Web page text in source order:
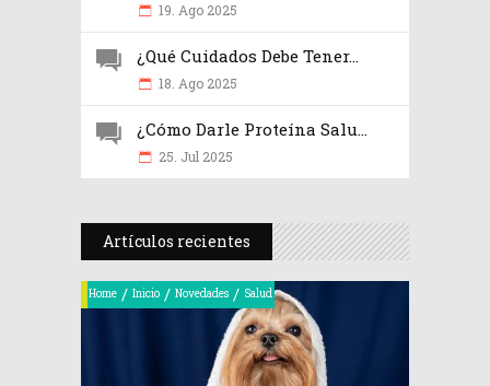
19. Ago 2025
¿Qué Cuidados Debe Tener...
18. Ago 2025
¿Cómo Darle Proteína Salu...
25. Jul 2025
Artículos recientes
Home / Inicio / Novedades / Salud